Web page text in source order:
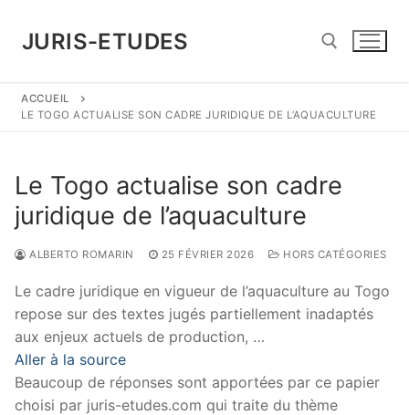
contenu
JURIS-ETUDES
Rechercher :
ACCUEIL
LE TOGO ACTUALISE SON CADRE JURIDIQUE DE L’AQUACULTURE
Le Togo actualise son cadre
juridique de l’aquaculture
ALBERTO ROMARIN 25 FÉVRIER 2026 HORS CATÉGORIES
Le cadre juridique en vigueur de l’aquaculture au Togo
repose sur des textes jugés partiellement inadaptés
aux enjeux actuels de production, …
Aller à la source
Beaucoup de réponses sont apportées par ce papier
choisi par juris-etudes.com qui traite du thème